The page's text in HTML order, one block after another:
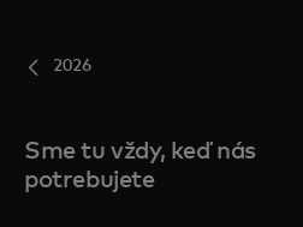
2026
Sme tu vždy, keď nás
potrebujete